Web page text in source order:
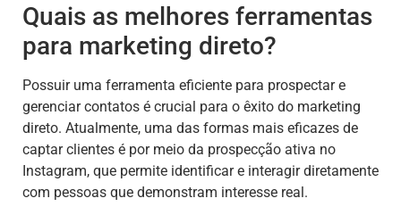
Quais as melhores ferramentas
para marketing direto?
Possuir uma ferramenta eficiente para prospectar e
gerenciar contatos é crucial para o êxito do marketing
direto. Atualmente, uma das formas mais eficazes de
captar clientes é por meio da prospecção ativa no
Instagram, que permite identificar e interagir diretamente
com pessoas que demonstram interesse real.